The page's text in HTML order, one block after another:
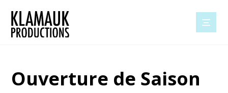
Ouverture de Saison